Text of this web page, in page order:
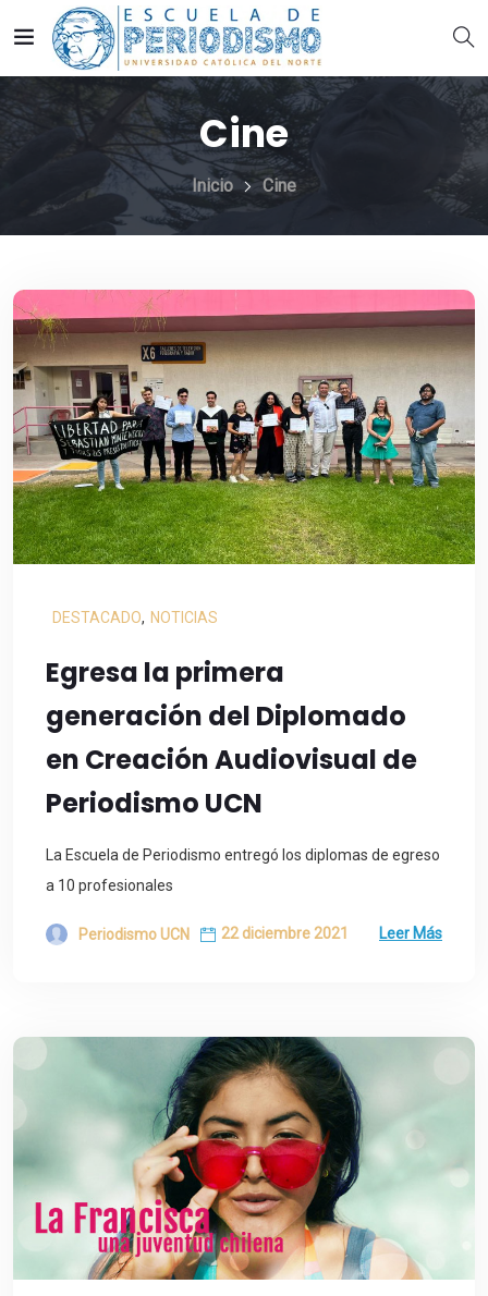
Cine
Inicio Cine
DESTACADO, NOTICIAS
Egresa la primera
generación del Diplomado
en Creación Audiovisual de
Periodismo UCN
La Escuela de Periodismo entregó los diplomas de egreso
a 10 profesionales
Periodismo UCN 22 diciembre 2021 Leer Más